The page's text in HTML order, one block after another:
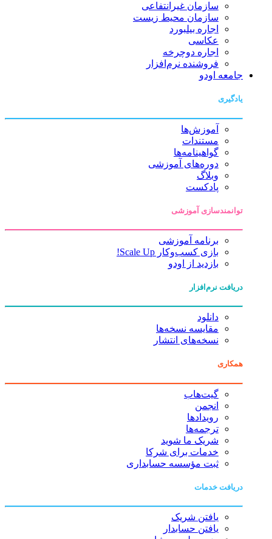
سازمان غیرانتفاعی
سازمان محیط زیست
اجاره بیلبورد
عکاسی
اجاره دوچرخه
فروشنده نرم‌افزار
جامعه اودو
یادگیری
آموزش‌ها
مستندات
گواهینامه‌ها
دوره‌های آموزشی
وبلاگ
پادکست
توانمندسازی آموزشی
برنامه آموزشی
بازی کسب‌وکار Scale Up!
بازدید از اودو
دریافت نرم‌افزار
دانلود
مقایسه نسخه‌ها
نسخه‌های انتشار
همکاری
گیت‌هاب
انجمن
رویدادها
ترجمه‌ها
شریک ما شوید
خدمات برای شرکا
ثبت مؤسسه حسابداری
دریافت خدمات
یافتن شریک
یافتن حسابدار